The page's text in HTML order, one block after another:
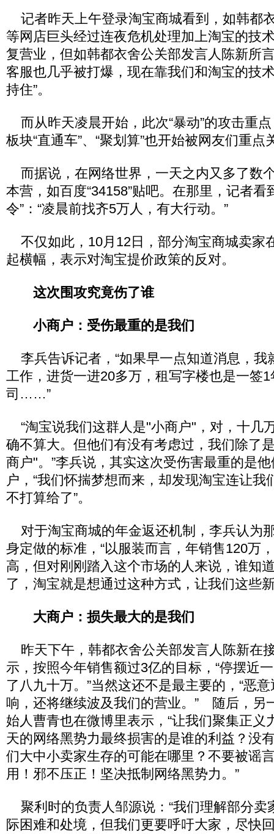
记者昨天上午登录淘宝商城看到，如韩都
等网店巨头经过连夜危机处理加上淘宝的技
复营业，但如韩都衣舍公关部发言人陈新所
客服也几乎被打爆，现在靠我们和淘宝的技
持住”。
而从昨天凌晨开始，此次“暴动”的攻击重
板块“直通车”、“聚划算”也开始被网友们重点
而据说，在网络世界，一天之内又多了数
本营，如百度“34158”贴吧。在那里，记者看
令”：“凌晨前找齐5万人，有大行动。”
不仅如此，10月12日，部分淘宝商城卖家
起横幅，表示对淘宝提价政策的反对。
这次围攻究竟伤了谁
小商户：受伤最重的是我们
李兵告诉记者，“如果早一点知道消息，我
工作，进货一进20多万，租写字楼也是一签
司……”
“淘宝说我们这群人是"小商户"，对，十几
确不算大。但他们有没有考虑过，我们除了
商户"。”李兵说，其实这次受伤害最重的是
户，“我们怀揣梦想而来，却发现淘宝连让我
不打算给了”。
对于淘宝商城的年金返还机制，李兵认为
身定做的标准，“以服装而言，年销售120万
高，但对刚刚踏入这个市场的人来说，谁知
了，淘宝就是想通过这种方式，让我们这些
大商户：损失最大的是我们
昨天下午，韩都衣舍公关部发言人陈新在
示，按照今年销售额过3亿的目标，“停摆近
了八九十万。”当然这还不是最主要的，“恶
响，还将继续波及我们的营业。” 随后，另
始人曹青也在微博里表示，“让我们聚集正义
天的网络黑势力最终损害的是谁的利益？没
们大中小卖家生存的可能在哪里？不要被谣
用！邪不压正！坚决抵制网络黑势力。”
聚利时的负责人邹源说：“我们理解部分卖
际困难和处境，但我们更要呼吁大家，尽快